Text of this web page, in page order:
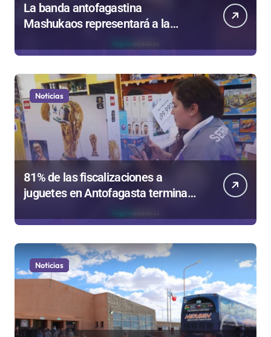
La banda antofagastina
Mashukaos representará a la
de Valparaíso
Noticias
81% de las fiscalizaciones a
juguetes en Antofagasta termina
en sumarios sanitarios
Noticias